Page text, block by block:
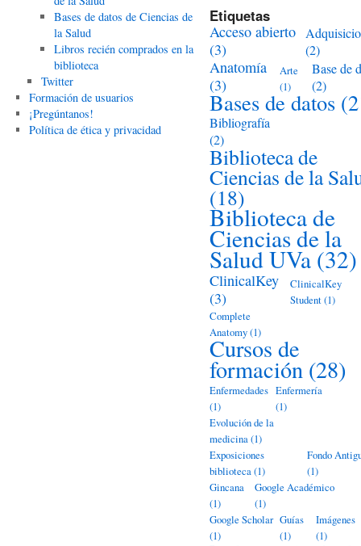
Bases de datos de Ciencias de
la Salud
Libros recién comprados en la
biblioteca
Twitter
Formación de usuarios
¡Pregúntanos!
Política de ética y privacidad
Etiquetas
Acceso abierto
(3)
(2)
Anatomía
(3)
Arte
(1)
Base de
(2)
Bases de datos
Bibliografía
(2)
Biblioteca de
Ciencias de la
(18)
Biblioteca de
Ciencias de la
Salud UVa (32)
ClinicalKey
(3)
ClinicalKey
Student(1)
Complete
Anatomy(1)
Cursos de
formación (28)
Enfermedades
(1)
Enfermería
(1)
Evolución de la
medicina(1)
Exposiciones
biblioteca(1)
Fondo
(1)
Gincana
(1)
Google Académico
(1)
Google Scholar
(1)
Guías
(1)
Imágenes
(1)